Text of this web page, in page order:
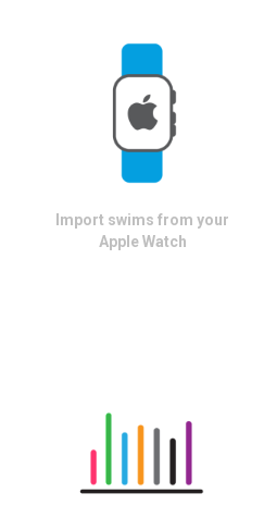
Import swims from your
Apple Watch